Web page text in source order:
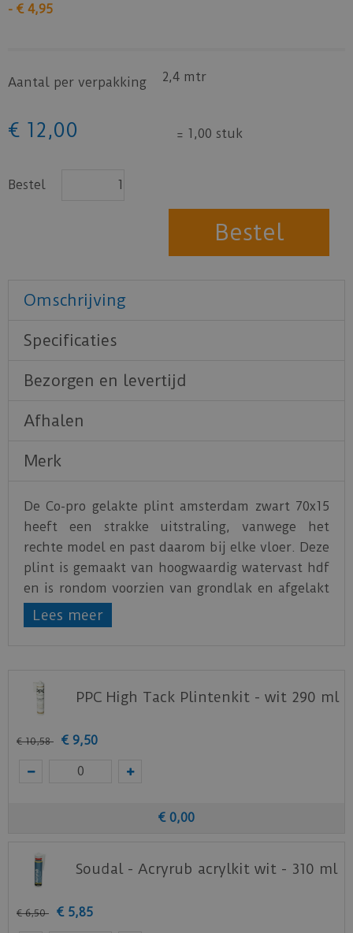
- € 4,95
Aantal per verpakking 2,4 mtr
€ 12 ,00 = 1,00 stuk
Bestel
Omschrijving
Specificaties
Bezorgen en levertijd
Afhalen
Merk
De Co-pro gelakte plint amsterdam zwart 70x15
heeft een strakke uitstraling, vanwege het
rechte model en past daarom bij elke vloer. Deze
plint is gemaakt van hoogwaardig watervast hdf
en is rondom voorzien van grondlak en afgelakt
met een milieuvriendelijke watergedragen lak.
De Co-pro gelakte plint amsterdam zwart 70x15
Lees meer
PPC High Tack Plintenkit - wit 290 ml
€ 10,58 € 9,50
€ 0,00
Soudal - Acryrub acrylkit wit - 310 ml
€ 6,50 € 5,85